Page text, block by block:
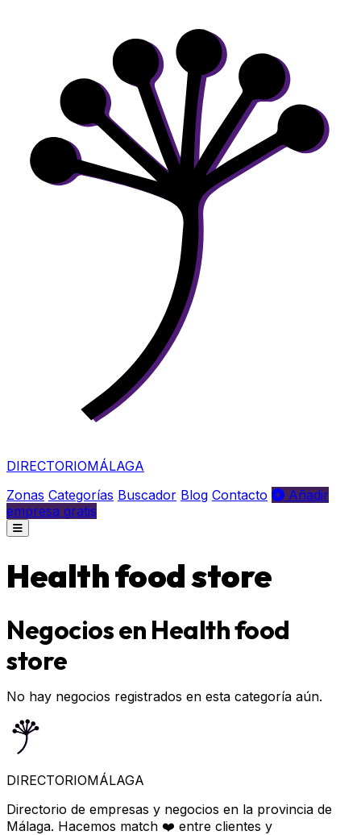
DIRECTORIOMÁLAGA
Zonas Categorías Buscador Blog Contacto
Añadir
empresa gratis
Health food store
Negocios en Health food
store
No hay negocios registrados en esta categoría aún.
DIRECTORIOMÁLAGA
Directorio de empresas y negocios en la provincia de
Málaga. Hacemos match ❤️ entre clientes y